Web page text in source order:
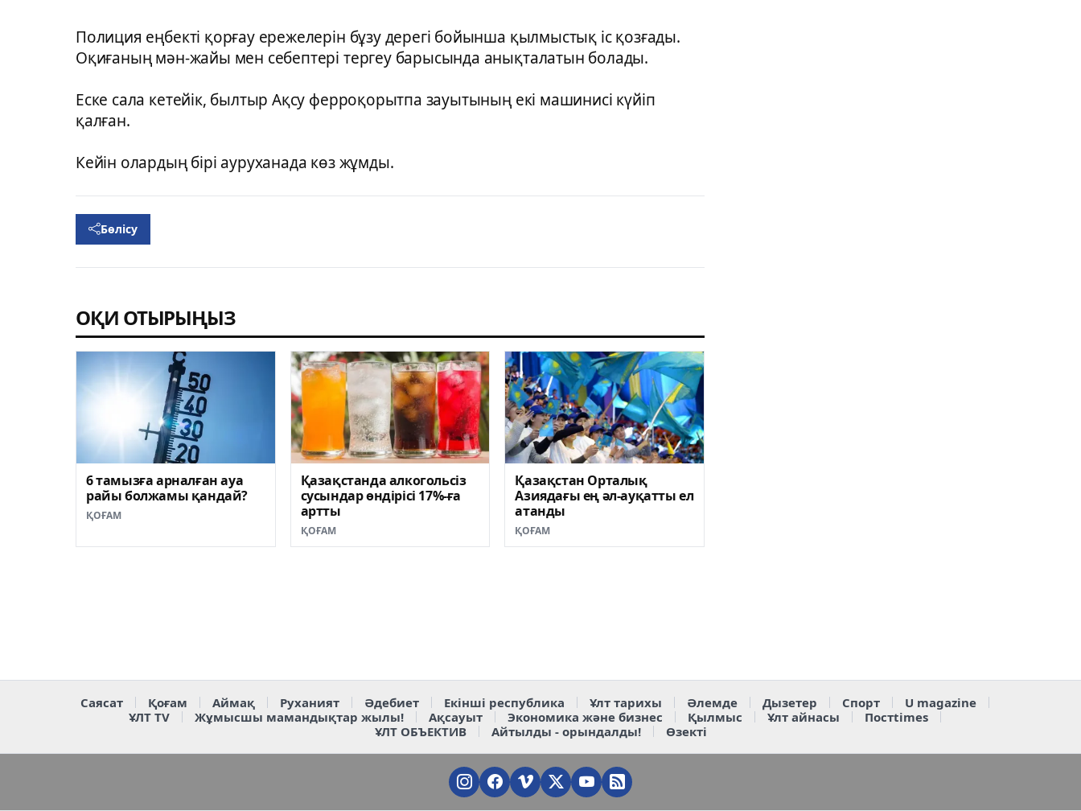
Полиция еңбекті қорғау ережелерін бұзу дерегі бойынша қылмыстық іс қозғады.
Оқиғаның мән-жайы мен себептері тергеу барысында анықталатын болады.
Еске сала кетейік, былтыр Ақсу ферроқорытпа зауытының екі машинисі күйіп
қалған.
Кейін олардың бірі ауруханада көз жұмды.
Бөлісу
ОҚИ ОТЫРЫҢЫЗ
6 тамызға арналған ауа
райы болжамы қандай?
ҚОҒАМ
Қазақстанда алкогольсіз
сусындар өндірісі 17%-ға
артты
ҚОҒАМ
Қазақстан Орталық
Азиядағы ең әл-ауқатты ел
атанды
ҚОҒАМ
Саясат Қоғам Аймақ Руханият Әдебиет Екінші республика Ұлт тарихы Әлемде Дызетер Спорт
U magazine
ҰЛТ TV
Жұмысшы мамандықтар жылы! Ақсауыт Экономика және бизнес Қылмыс Ұлт айнасы
Постtimes
ҰЛТ ОБЪЕКТИВ
Айтылды - орындалды! Өзекті